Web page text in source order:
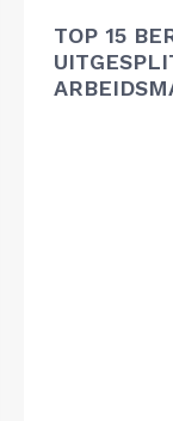
TOP 15